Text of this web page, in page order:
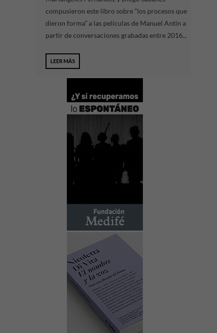
compusieron este libro sobre “los procesos que
dieron forma” a las películas de Manuel Antín a
partir de conversaciones grabadas entre 2016...
LEER MÁS